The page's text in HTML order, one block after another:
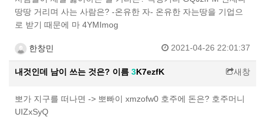
땅땅 거리며 사는 사람은? -온유한 자- 온유한 자는땅을 기업으
로 받기 때문에 마 4YMImog
한창민 2021-04-26 22:01:37
내것인데 남이 쓰는 것은? 이름 3K7ezfK 새창
뽀가 지구를 떠나면 -> 뽀빠이 xmzofw0 호주에 돈은? 호주머니
UIZxSyQ